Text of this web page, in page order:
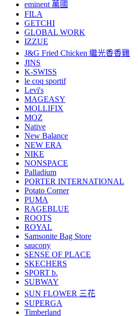
eminent 萬國
FILA
GETCHI
GLOBAL WORK
IZZUE
J&G Fried Chicken 繼光香香雞
JINS
K-SWISS
le coq sportif
Levi's
MAGEASY
MOLLIFIX
MOZ
Native
New Balance
NEW ERA
NIKE
NONSPACE
Palladium
PORTER INTERNATIONAL
Potato Corner
PUMA
RAGEBLUE
ROOTS
ROYAL
Samsonite Bag Store
saucony
SENSE OF PLACE
SKECHERS
SPORT b.
SUBWAY
SUN FLOWER 三花
SUPERGA
Timberland